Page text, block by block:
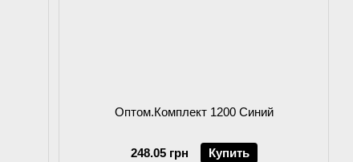
Оптом.Комплект 1200 Синий
248.05 грн Купить